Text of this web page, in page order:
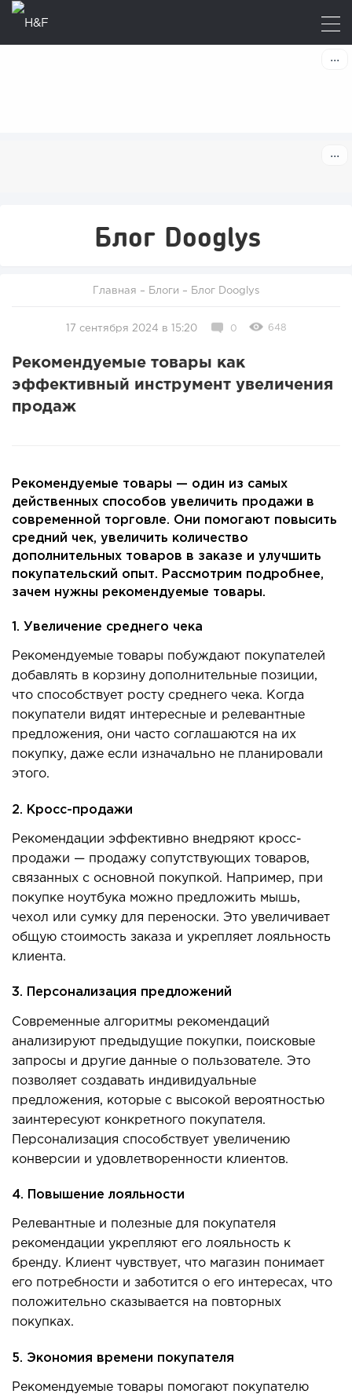
Блог Dooglys
Главная – Блоги – Блог Dooglys
17 сентября 2024 в 15:20 0 648
Рекомендуемые товары как
эффективный инструмент увеличения
продаж
Рекомендуемые товары — один из самых
действенных способов увеличить продажи в
современной торговле. Они помогают повысить
средний чек, увеличить количество
дополнительных товаров в заказе и улучшить
покупательский опыт. Рассмотрим подробнее,
зачем нужны рекомендуемые товары.
1. Увеличение среднего чека
Рекомендуемые товары побуждают покупателей
добавлять в корзину дополнительные позиции,
что способствует росту среднего чека. Когда
покупатели видят интересные и релевантные
предложения, они часто соглашаются на их
покупку, даже если изначально не планировали
этого.
2. Кросс-продажи
Рекомендации эффективно внедряют кросс-
продажи — продажу сопутствующих товаров,
связанных с основной покупкой. Например, при
покупке ноутбука можно предложить мышь,
чехол или сумку для переноски. Это увеличивает
общую стоимость заказа и укрепляет лояльность
клиента.
3. Персонализация предложений
Современные алгоритмы рекомендаций
анализируют предыдущие покупки, поисковые
запросы и другие данные о пользователе. Это
позволяет создавать индивидуальные
предложения, которые с высокой вероятностью
заинтересуют конкретного покупателя.
Персонализация способствует увеличению
конверсии и удовлетворенности клиентов.
4. Повышение лояльности
Релевантные и полезные для покупателя
рекомендации укрепляют его лояльность к
бренду. Клиент чувствует, что магазин понимает
его потребности и заботится о его интересах, что
положительно сказывается на повторных
покупках.
5. Экономия времени покупателя
Рекомендуемые товары помогают покупателю